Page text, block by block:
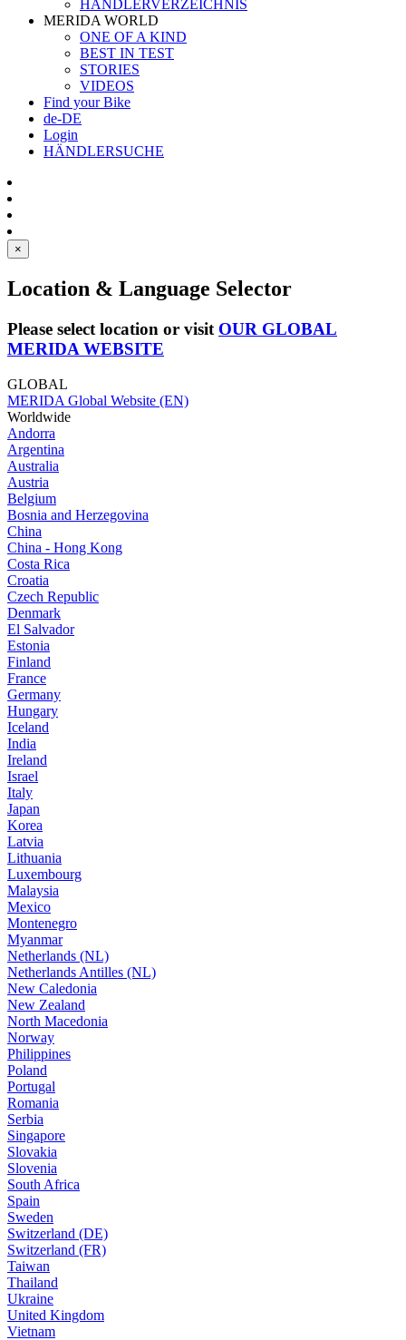
HÄNDLERVERZEICHNIS
MERIDA WORLD
ONE OF A KIND
BEST IN TEST
STORIES
VIDEOS
Find your Bike
de-DE
Login
HÄNDLERSUCHE
×
Location & Language Selector
Please select location or visit OUR GLOBAL
MERIDA WEBSITE
GLOBAL
MERIDA Global Website (EN)
Worldwide
Andorra
Argentina
Australia
Austria
Belgium
Bosnia and Herzegovina
China
China - Hong Kong
Costa Rica
Croatia
Czech Republic
Denmark
El Salvador
Estonia
Finland
France
Germany
Hungary
Iceland
India
Ireland
Israel
Italy
Japan
Korea
Latvia
Lithuania
Luxembourg
Malaysia
Mexico
Montenegro
Myanmar
Netherlands (NL)
Netherlands Antilles (NL)
New Caledonia
New Zealand
North Macedonia
Norway
Philippines
Poland
Portugal
Romania
Serbia
Singapore
Slovakia
Slovenia
South Africa
Spain
Sweden
Switzerland (DE)
Switzerland (FR)
Taiwan
Thailand
Ukraine
United Kingdom
Vietnam